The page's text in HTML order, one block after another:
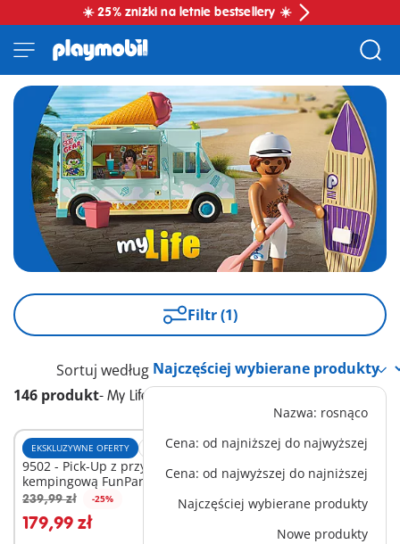
☀️ 25% zniżki na letnie bestsellery ☀️
Filtr (1)
146 produkt- My Life
Sortuj według
Nazwa: rosnąco
Cena: od najniższej do najwyższej
Cena: od najwyższej do najniższej
Najczęściej wybierane produkty
Nowe produkty
EKSKLUZYWNE OFERTY
9502 - Pick-Up z przyczepą
kempingową FunPark
239,99 zł -25%
179,99 zł
Dodaj do koszyka
EKSKLUZYWNE OFERTY L
9117 - Autobus szkolny
FunPark
189,99 zł -25%
Dodaj do koszyka